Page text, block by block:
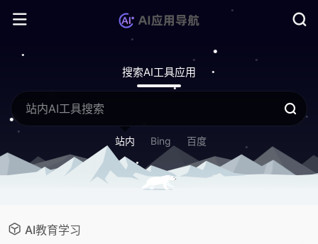
搜索AI工具应用
站内 Bing 百度
AI教育学习